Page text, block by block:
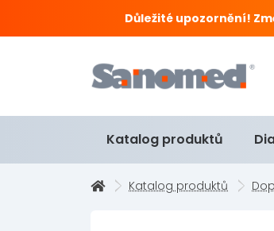
Důležité upozornění!
Katalog produktů
Katalog produktů